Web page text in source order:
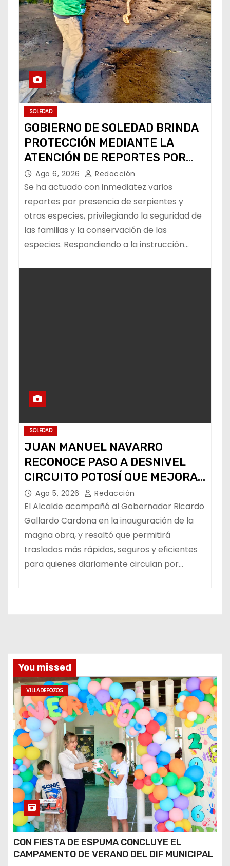
SOLEDAD
GOBIERNO DE SOLEDAD BRINDA
PROTECCIÓN MEDIANTE LA
ATENCIÓN DE REPORTES POR
FAUNA SILVESTRE
Ago 6, 2026 Redacción
Se ha actuado con inmediatez varios
reportes por presencia de serpientes y
otras especies, privilegiando la seguridad de
las familias y la conservación de las
especies. Respondiendo a la instrucción…
SOLEDAD
JUAN MANUEL NAVARRO
RECONOCE PASO A DESNIVEL
CIRCUITO POTOSÍ QUE MEJORA
LA MOVILIDAD METROPOLITANA
Ago 5, 2026 Redacción
El Alcalde acompañó al Gobernador Ricardo
Gallardo Cardona en la inauguración de la
magna obra, y resaltó que permitirá
traslados más rápidos, seguros y eficientes
para quienes diariamente circulan por…
You missed
VILLADEPOZOS
CON FIESTA DE ESPUMA CONCLUYE EL
CAMPAMENTO DE VERANO DEL DIF MUNICIPAL